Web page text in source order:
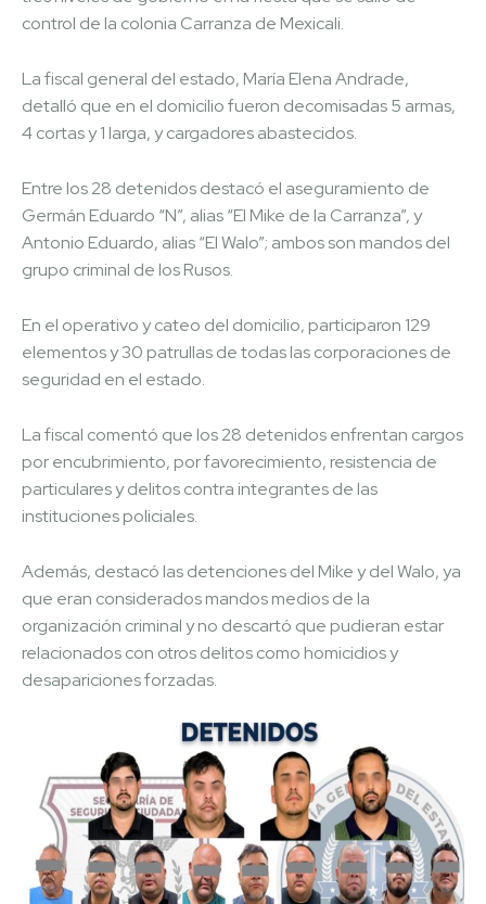
control de la colonia Carranza de Mexicali.
La fiscal general del estado, María Elena Andrade,
detalló que en el domicilio fueron decomisadas 5 armas,
4 cortas y 1 larga, y cargadores abastecidos.
Entre los 28 detenidos destacó el aseguramiento de
Germán Eduardo “N”, alias “El Mike de la Carranza”, y
Antonio Eduardo, alias “El Walo”; ambos son mandos del
grupo criminal de los Rusos.
En el operativo y cateo del domicilio, participaron 129
elementos y 30 patrullas de todas las corporaciones de
seguridad en el estado.
La fiscal comentó que los 28 detenidos enfrentan cargos
por encubrimiento, por favorecimiento, resistencia de
particulares y delitos contra integrantes de las
instituciones policiales.
Además, destacó las detenciones del Mike y del Walo, ya
que eran considerados mandos medios de la
organización criminal y no descartó que pudieran estar
relacionados con otros delitos como homicidios y
desapariciones forzadas.